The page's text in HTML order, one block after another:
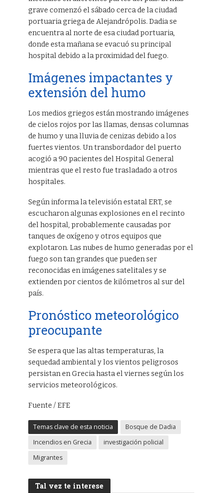
grave comenzó el sábado cerca de la ciudad
portuaria griega de Alejandrópolis. Dadia se
encuentra al norte de esa ciudad portuaria,
donde esta mañana se evacuó su principal
hospital debido a la proximidad del fuego.
Imágenes impactantes y
extensión del humo
Los medios griegos están mostrando imágenes
de cielos rojos por las llamas, densas columnas
de humo y una lluvia de cenizas debido a los
fuertes vientos. Un transbordador del puerto
acogió a 90 pacientes del Hospital General
mientras que el resto fue trasladado a otros
hospitales.
Según informa la televisión estatal ERT, se
escucharon algunas explosiones en el recinto
del hospital, probablemente causadas por
tanques de oxígeno y otros equipos que
explotaron. Las nubes de humo generadas por el
fuego son tan grandes que pueden ser
reconocidas en imágenes satelitales y se
extienden por cientos de kilómetros al sur del
país.
Pronóstico meteorológico
preocupante
Se espera que las altas temperaturas, la
sequedad ambiental y los vientos peligrosos
persistan en Grecia hasta el viernes según los
servicios meteorológicos.
Fuente / EFE
Temas clave de esta noticia
Bosque de Dadia
Incendios en Grecia
investigación policial
Migrantes
Tal vez te interese